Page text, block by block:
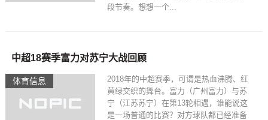
段节奏。想想一个...
体育信息
中超18赛季富力对苏宁大战回顾
2018年的中超赛季，可谓是热血沸腾、红
黄绿交织的舞台。富力（广州富力）与苏
宁（江苏苏宁）在第13轮相遇，谁能说这
是一场普通的比赛？对方球队都已经准备